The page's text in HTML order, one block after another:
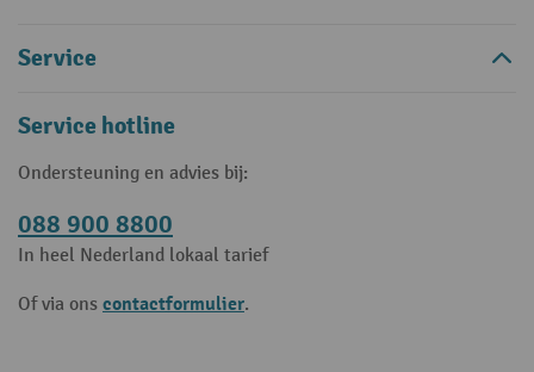
Service
Service hotline
Ondersteuning en advies bij:
088 900 8800
In heel Nederland lokaal tarief
Of via ons contactformulier.